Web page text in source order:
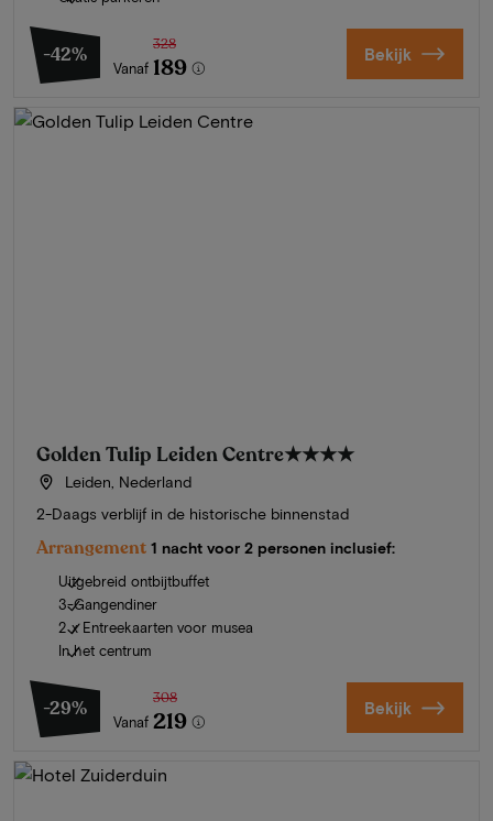
-42%
Vanaf
328
189 Bekijk
Golden Tulip Leiden Centre★★★★
Leiden, Nederland
2-Daags verblijf in de historische binnenstad
Arrangement 1 nacht voor 2 personen inclusief:
Uitgebreid ontbijtbuffet
3-Gangendiner
2 x Entreekaarten voor musea
In het centrum
-29%
Vanaf
308
219 Bekijk